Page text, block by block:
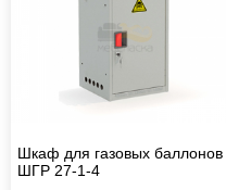
Шкаф для газовых баллонов
ШГР 27-1-4